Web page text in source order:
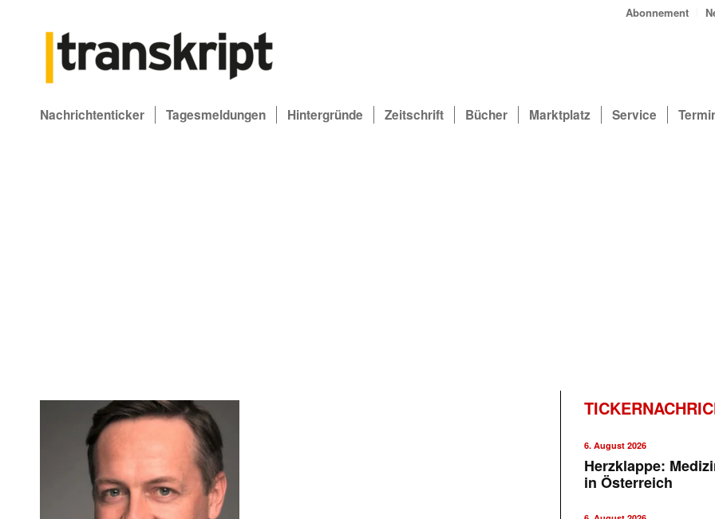
Abonnement
Nachrichtenticker Tagesmeldungen Hintergründe Zeitschrift Bücher Marktplatz Service
6. August 2026
Herzklappe:
in Österreich